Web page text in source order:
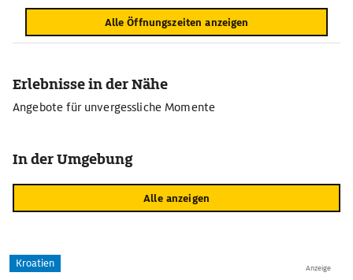
Alle Öffnungszeiten anzeigen
Erlebnisse in der Nähe
Angebote für unvergessliche Momente
In der Umgebung
Alle anzeigen
Anzeige
Kroatien